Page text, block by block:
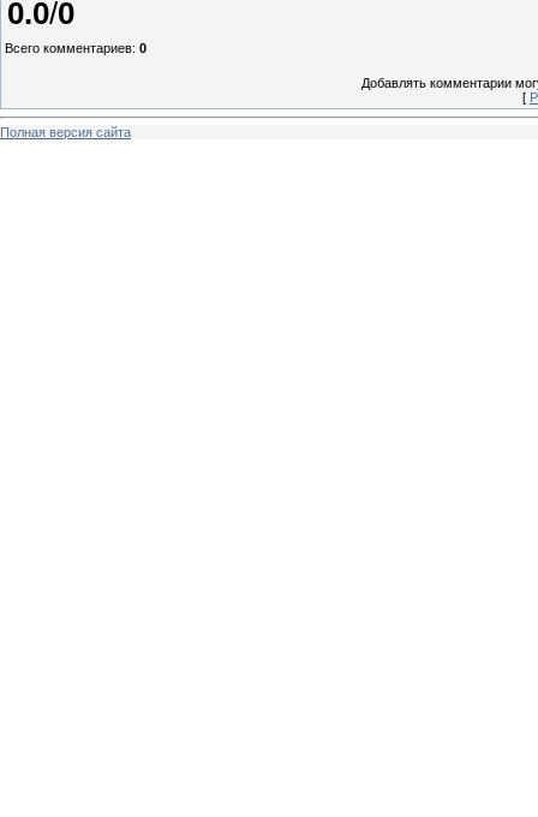
0.0/0
Всего комментариев: 0
Добавлять комментарии
[
Полная версия сайта